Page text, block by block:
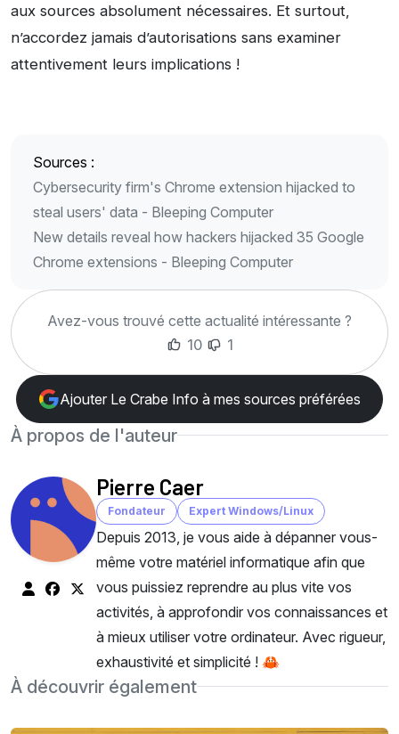
aux sources absolument nécessaires. Et surtout,
n’accordez jamais d’autorisations sans examiner
attentivement leurs implications !
Sources :
Cybersecurity firm's Chrome extension hijacked to
steal users' data - Bleeping Computer
New details reveal how hackers hijacked 35 Google
Chrome extensions - Bleeping Computer
Avez-vous trouvé cette actualité intéressante ?
10
1
Ajouter Le Crabe Info à mes sources préférées
À propos de l'auteur
Pierre Caer
Fondateur Expert Windows/Linux
Depuis 2013, je vous aide à dépanner vous-
même votre matériel informatique afin que
vous puissiez reprendre au plus vite vos
activités, à approfondir vos connaissances et
à mieux utiliser votre ordinateur. Avec rigueur,
exhaustivité et simplicité ! 🦀
À découvrir également